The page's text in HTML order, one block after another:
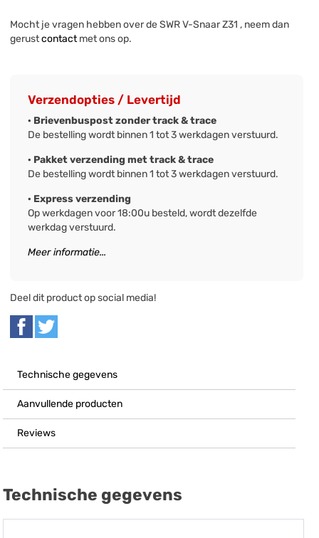
Mocht je vragen hebben over de SWR V-Snaar Z31 , neem dan
gerustcontactmet ons op.
Verzendopties / Levertijd
· Brievenbuspost zonder track & trace
De bestelling wordt binnen 1 tot 3 werkdagen verstuurd.
· Pakket verzending met track & trace
De bestelling wordt binnen 1 tot 3 werkdagen verstuurd.
· Express verzending
Op werkdagen voor 18:00u besteld, wordt dezelfde
werkdag verstuurd.
Meer informatie...
Deel dit product op social media!
Technische gegevens
Aanvullende producten
Reviews
Technische gegevens